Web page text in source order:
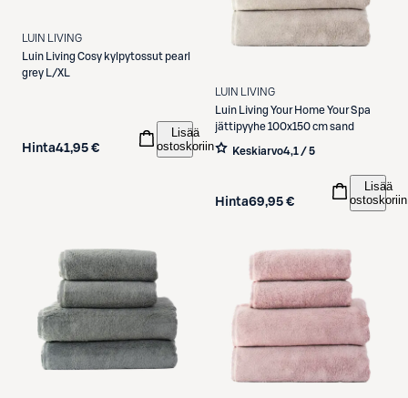
LUIN LIVING
Luin Living Cosy kylpytossut pearl
grey L/XL
Hinta41,95 €
Lisää
ostoskoriin
LUIN LIVING
Luin Living Your Home Your Spa
jättipyyhe 100x150 cm sand
Keskiarvo4,1 / 5
Hinta69,95 €
Lisää
ostoskoriin